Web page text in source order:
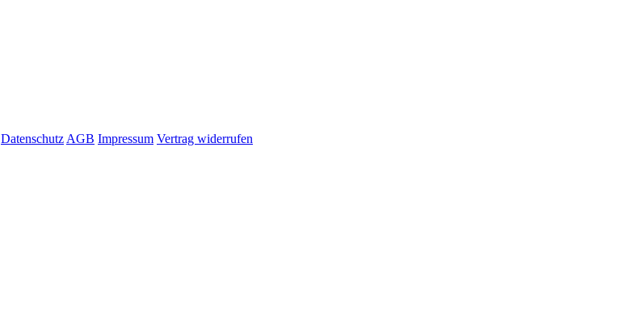
DatenschutzAGB Impressum Vertrag widerrufen